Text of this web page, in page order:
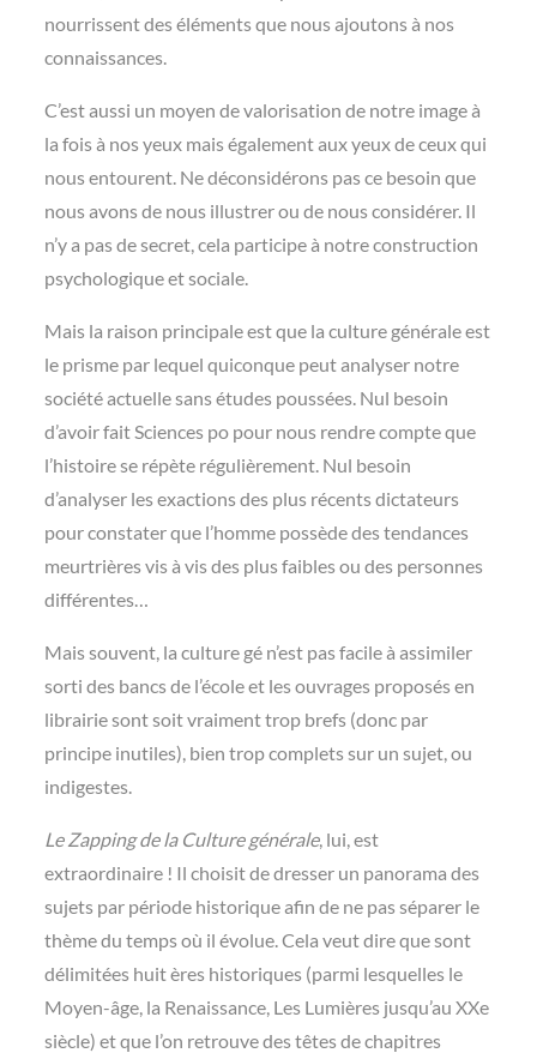
nourrissent des éléments que nous ajoutons à nos
connaissances.
C’est aussi un moyen de valorisation de notre image à
la fois à nos yeux mais également aux yeux de ceux qui
nous entourent. Ne déconsidérons pas ce besoin que
nous avons de nous illustrer ou de nous considérer. Il
n’y a pas de secret, cela participe à notre construction
psychologique et sociale.
Mais la raison principale est que la culture générale est
le prisme par lequel quiconque peut analyser notre
société actuelle sans études poussées. Nul besoin
d’avoir fait Sciences po pour nous rendre compte que
l’histoire se répète régulièrement. Nul besoin
d’analyser les exactions des plus récents dictateurs
pour constater que l’homme possède des tendances
meurtrières vis à vis des plus faibles ou des personnes
différentes…
Mais souvent, la culture gé n’est pas facile à assimiler
sorti des bancs de l’école et les ouvrages proposés en
librairie sont soit vraiment trop brefs (donc par
principe inutiles), bien trop complets sur un sujet, ou
indigestes.
Le Zapping de la Culture générale, lui, est
extraordinaire ! Il choisit de dresser un panorama des
sujets par période historique afin de ne pas séparer le
thème du temps où il évolue. Cela veut dire que sont
délimitées huit ères historiques (parmi lesquelles le
Moyen-âge, la Renaissance, Les Lumières jusqu’au XXe
siècle) et que l’on retrouve des têtes de chapitres